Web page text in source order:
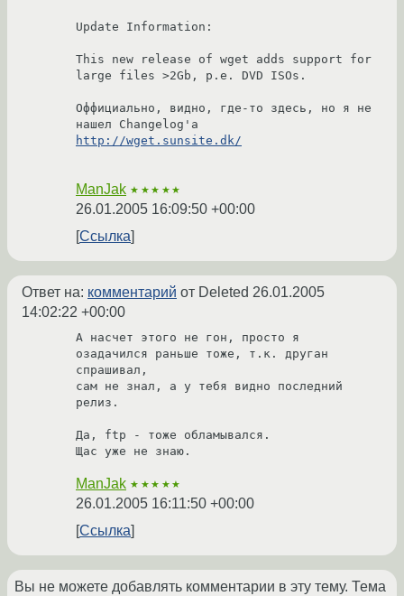
Update Information:
This new release of wget adds support for
large files >2Gb, p.e. DVD ISOs.
Оффициально, видно, где-то здесь, но я не
http://wget.sunsite.dk/
ManJak ★★★★★
26.01.2005 16:09:50 +00:00
Ссылка
Ответ на: комментарий от Deleted 26.01.2005
14:02:22 +00:00
А насчет этого не гон, просто я
озадачился раньше тоже, т.к. друган
спрашивал,
сам не знал, а у тебя видно последний
релиз.
Да, ftp - тоже обламывался.
Щас уже не знаю.
ManJak ★★★★★
26.01.2005 16:11:50 +00:00
Ссылка
Вы не можете добавлять комментарии в эту тему. Тема